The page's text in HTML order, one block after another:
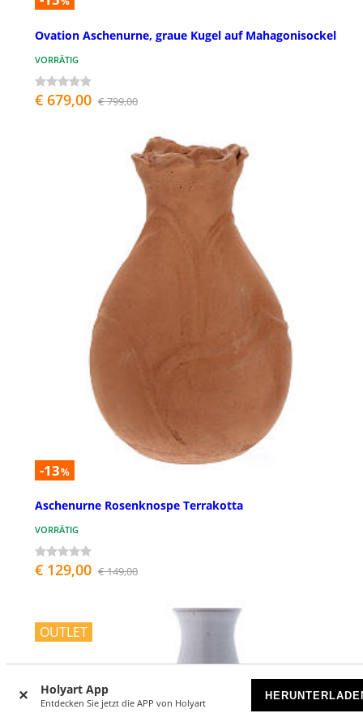
Holyart App
Entdecken Sie jetzt die APP von Holyart
Ovation Aschenurne, graue Kugel auf Mahagonisockel
VORRÄTIG
€ 679,00 € 799,00
-13%
Aschenurne Rosenknospe Terrakotta
VORRÄTIG
€ 129,00 € 149,00
OUTLET